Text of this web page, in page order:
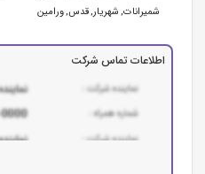
شميرانات, شهريار, قدس, ورامين
اطلاعات تماس شرکت